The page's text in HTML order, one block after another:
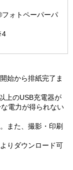
ォトペーパーパ
始から排紙完了ま
上のUSB充電器が
電力が得られない
また、撮影・印刷
りダウンロード可